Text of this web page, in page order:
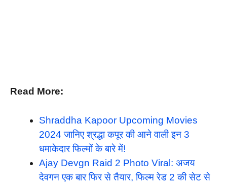
Read More:
Shraddha Kapoor Upcoming Movies
2024 जानिए श्रद्धा कपूर की आने वाली इन 3
धमाकेदार फिल्मों के बारे में!
Ajay Devgn Raid 2 Photo Viral: अजय
देवगन एक बार फिर से तैयार, फिल्म रेड 2 की सेट से